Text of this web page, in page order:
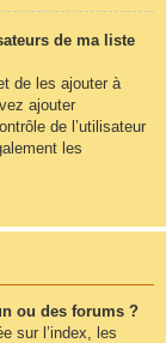
de ma liste
de les ajouter à
ajouter
de l’utilisateur
les
ou des forums ?
sur l’index, les